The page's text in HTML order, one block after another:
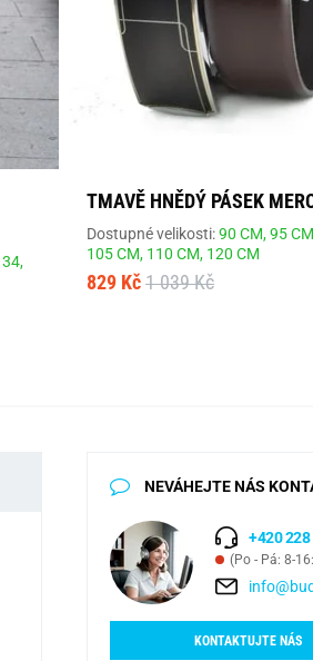
34,
TMAVĚ HNĚDÝ PÁSEK
Dostupné velikosti:90 CM,95
105 CM, 110 CM, 120 CM
829 Kč 1 039 Kč
NEVÁHEJTE NÁS
+420 228
(Po - Pá: 8-
KONTAKTUJTE NÁS